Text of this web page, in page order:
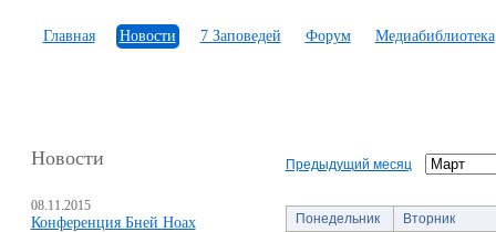
Главная Новости 7 Заповедей Форум Медиабиблиотека
Новости
08.11.2015
Конференция Бней Ноах
Предыдущий месяц
Понедельник
Вторник